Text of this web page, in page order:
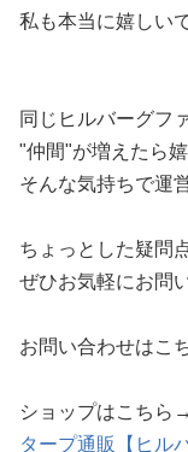
私も本当に嬉しい
同じヒルバーグフ
"仲間"が増えたら
そんな気持ちで運
ちょっとした疑問
ぜひお気軽にお問
お問い合わせはこ
ショップはこちら→
タープ通販【ヒル